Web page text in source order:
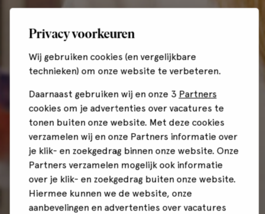
Privacy voorkeuren
Wij gebruiken cookies (en vergelijkbare
technieken) om onze website te verbeteren.
Daarnaast gebruiken wij en onze 3 Partners
cookies om je advertenties over vacatures te
tonen buiten onze website. Met deze cookies
verzamelen wij en onze Partners informatie over
je klik- en zoekgedrag binnen onze website. Onze
Partners verzamelen mogelijk ook informatie
over je klik- en zoekgedrag buiten onze website.
Hiermee kunnen we de website, onze
aanbevelingen en advertenties over vacatures